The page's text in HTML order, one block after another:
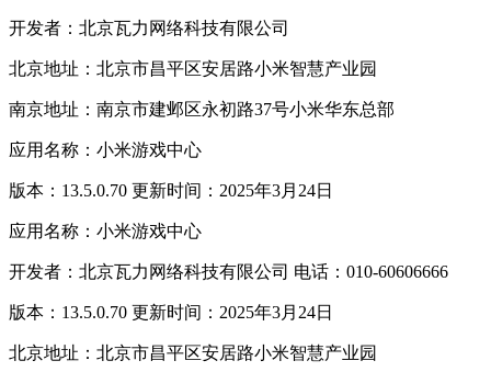
开发者：北京瓦力网络科技有限公司
北京地址：北京市昌平区安居路小米智慧产业园
南京地址：南京市建邺区永初路37号小米华东总部
应用名称：小米游戏中心
版本：13.5.0.70 更新时间：2025年3月24日
应用名称：小米游戏中心
开发者：北京瓦力网络科技有限公司 电话：010-60606666
版本：13.5.0.70 更新时间：2025年3月24日
北京地址：北京市昌平区安居路小米智慧产业园